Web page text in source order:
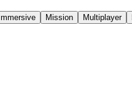
Immersive Mission Multiplayer